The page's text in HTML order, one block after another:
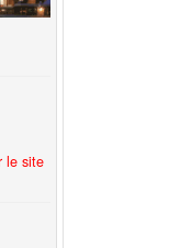
le site